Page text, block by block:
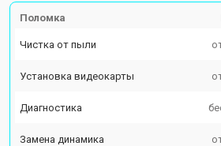
Поломка
Чистка от пыли
Установка видеокарты
Диагностика
Замена динамика